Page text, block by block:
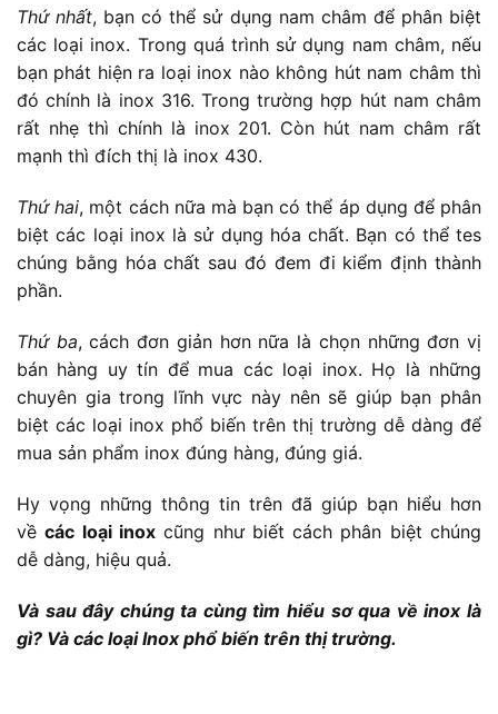
Thứ nhất, bạn có thể sử dụng nam châm để phân biệt
các loại inox. Trong quá trình sử dụng nam châm, nếu
bạn phát hiện ra loại inox nào không hút nam châm thì
đó chính là inox 316. Trong trường hợp hút nam châm
rất nhẹ thì chính là inox 201. Còn hút nam châm rất
mạnh thì đích thị là inox 430.
Thứ hai, một cách nữa mà bạn có thể áp dụng để phân
biệt các loại inox là sử dụng hóa chất. Bạn có thể tes
chúng bằng hóa chất sau đó đem đi kiểm định thành
phần.
Thứ ba, cách đơn giản hơn nữa là chọn những đơn vị
bán hàng uy tín để mua các loại inox. Họ là những
chuyên gia trong lĩnh vực này nên sẽ giúp bạn phân
biệt các loại inox phổ biến trên thị trường dễ dàng để
mua sản phẩm inox đúng hàng, đúng giá.
Hy vọng những thông tin trên đã giúp bạn hiểu hơn
vềcác loại inoxcũng như biết cách phân biệt chúng
dễ dàng, hiệu quả.
Và sau đây chúng ta cùng tìm hiểu sơ qua về inox là
gì? Và các loại Inox phổ biến trên thị trường.